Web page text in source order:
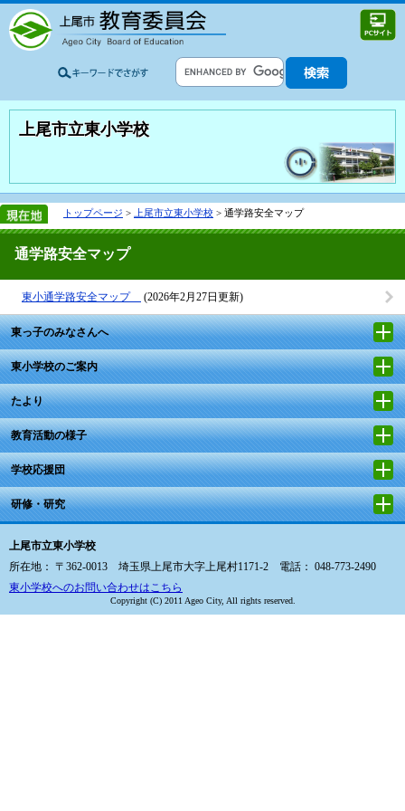
上尾市立東小学校
トップページ > 上尾市立東小学校 > 通学路安全マップ
通学路安全マップ
東小通学路安全マップ (2026年2月27日更新)
東っ子のみなさんへ
東小学校のご案内
たより
教育活動の様子
学校応援団
研修・研究
上尾市立東小学校
所在地： 〒362-0013 埼玉県上尾市大字上尾村1171-2 電話： 048-773-2490
東小学校へのお問い合わせはこちら
Copyright (C) 2011 Ageo City, All rights reserved.